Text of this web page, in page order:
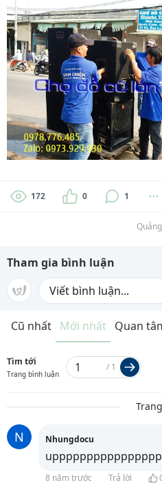
172 0 1
Tham gia bình luận
Cũ nhất Mới nhất Quan
Tìm tới
Trang bình luận
/ 1
N Nhungdocu
8 năm trước Trả lời